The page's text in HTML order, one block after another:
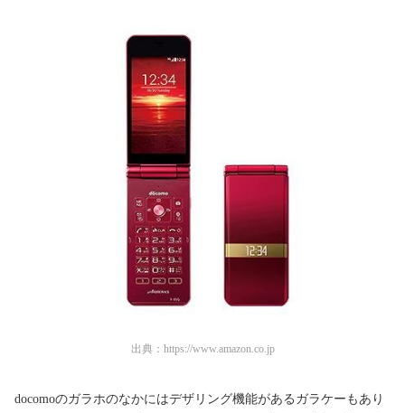
出典： https://www.amazon.co.jp
docomoのガラホのなかにはデザリング機能があるガラケーもあり